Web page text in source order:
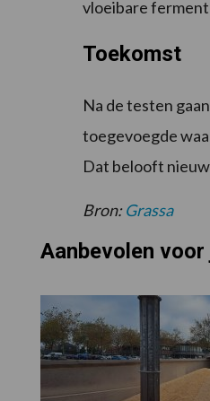
vloeibare ferment
Toekomst
Na de testen
toegevoegde
Dat belooft
Bron:Grassa
Aanbevolen voor